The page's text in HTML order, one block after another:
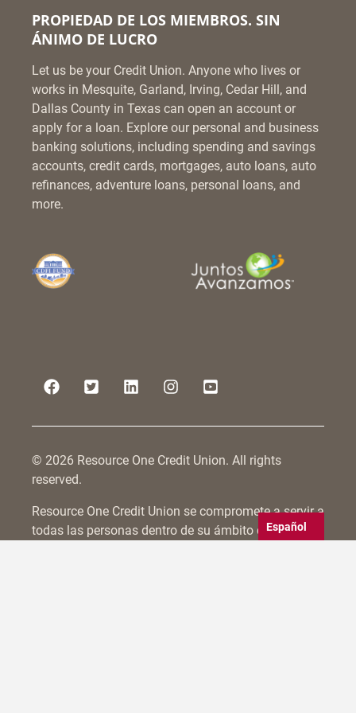
PROPIEDAD DE LOS MIEMBROS. SIN
ÁNIMO DE LUCRO
Let us be your Credit Union. Anyone who lives or
works in Mesquite, Garland, Irving, Cedar Hill, and
Dallas County in Texas can open an account or
apply for a loan. Explore our personal and business
banking solutions, including spending and savings
accounts, credit cards, mortgages, auto loans, auto
refinances, adventure loans, personal loans, and
more.
© 2026 Resource One Credit Union. All rights
reserved.
Resource One Credit Union se compromete a servir a
todas las personas dentro de su ámbito deEspañol